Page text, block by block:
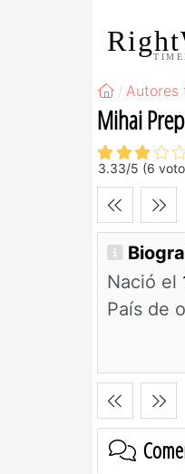
Autores
Mihai
3.33/5 (6
Nació el
País de